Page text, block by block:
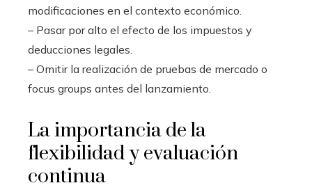
modificaciones en el contexto económico.
– Pasar por alto el efecto de los impuestos y
deducciones legales.
– Omitir la realización de pruebas de mercado o
focus groups antes del lanzamiento.
La importancia de la
flexibilidad y evaluación
continua